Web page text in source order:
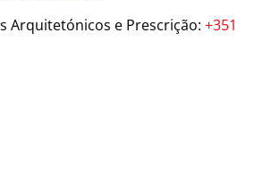
e Prescrição: +351